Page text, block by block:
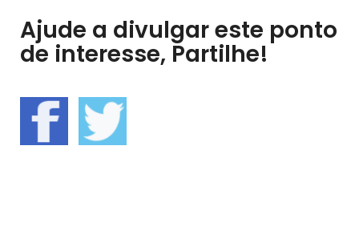
Ajude a divulgar este ponto
de interesse, Partilhe!